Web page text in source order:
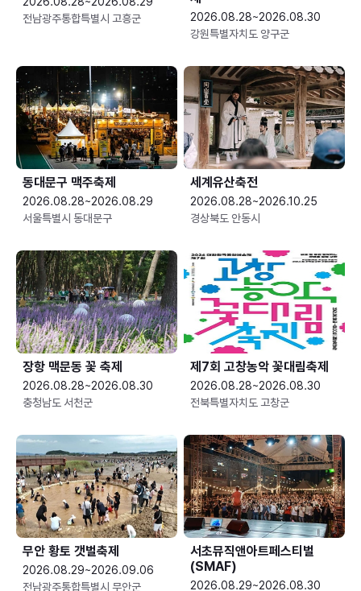
전남광주통합특별시 고흥군
2026.08.28~2026.08.30
강원특별자치도 양구군
동대문구 맥주축제
2026.08.28~2026.08.29
서울특별시 동대문구
세계유산축전
2026.08.28~2026.10.25
경상북도 안동시
장항 맥문동 꽃 축제
2026.08.28~2026.08.30
충청남도 서천군
제7회 고창농악 꽃대림축제
2026.08.28~2026.08.30
전북특별자치도 고창군
무안 황토 갯벌축제
2026.08.29~2026.09.06
전남광주통합특별시 무안군
서초뮤직앤아트페스티벌
(SMAF)
2026.08.29~2026.08.30